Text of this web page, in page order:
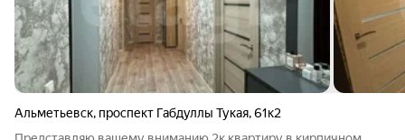
Альметьевск, проспект Габдуллы Тукая,61к2